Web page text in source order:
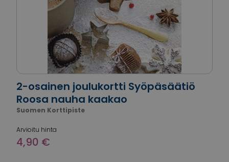
2-osainen joulukortti Syöpäsäätiö
Roosa nauha kaakao
Suomen Korttipiste
Arvioitu hinta
4,90 €